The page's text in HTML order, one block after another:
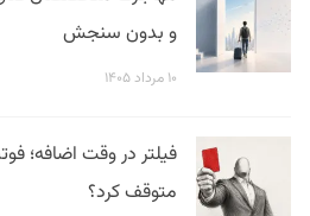
و بدون سنجش
۱۰ مرداد ۱۴۰۵
متوقف کرد؟